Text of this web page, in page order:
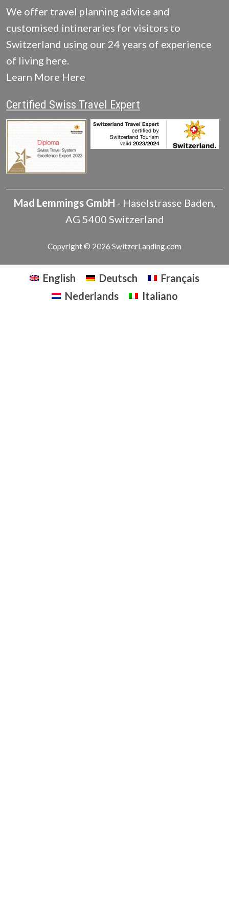
We offer travel planning advice and
customised intineraries for visitors to
Switzerland using our 24 years of experience
of living here.
Learn More Here
Certified Swiss Travel Expert
Mad Lemmings GmbH - Haselstrasse Baden
AG 5400 Switzerland
Copyright © 2026 SwitzerLanding.com
English Deutsch
Français
Nederlands
Italiano